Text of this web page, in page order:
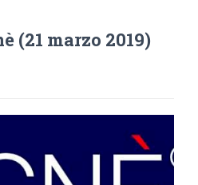
(21 marzo 2019)